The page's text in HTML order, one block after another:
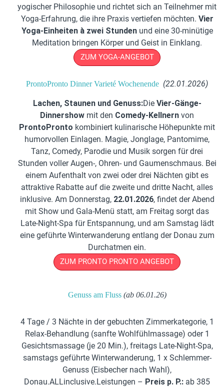
yogischer Philosophie und richtet sich an Teilnehmer mit
Yoga-Erfahrung, die ihre Praxis vertiefen möchten. Vier
Yoga-Einheiten à zwei Stundenund eine 30-minütige
Meditation bringen Körper und Geist in Einklang.
ZUM YOGA-ANGEBOT
ProntoPronto Dinner Varieté Wochenende (22.01.2026)
Lachen, Staunen und Genuss:Die Vier‑Gänge-
Dinnershow mit den Comedy-Kellnern von
ProntoPronto kombiniert kulinarische Höhepunkte mit
humorvollen Einlagen. Magie, Jonglage, Pantomime,
Tanz, Comedy, Parodie und Musik sorgen für drei
Stunden voller Augen-, Ohren- und Gaumenschmaus. Bei
einem Aufenthalt von zwei oder drei Nächten gibt es
attraktive Rabatte auf die zweite und dritte Nacht, alles
inklusive. Am Donnerstag, 22.01.2026, findet der Abend
mit Show und Gala-Menü statt, am Freitag sorgt das
Late-Night-Spa für Entspannung, und am Samstag lädt
eine geführte Winterwanderung entlang der Donau zum
Durchatmen ein.
ZUM PRONTO PRONTO ANGEBOT
Genuss am Fluss (ab 06.01.26)
4 Tage / 3 Nächte in der gebuchten Zimmerkategorie, 1
Relax-Behandlung (sanfte Wohlfühlmassage) oder 1
Gesichtsmassage (je 20 Min.), freitags Late-Night-Spa,
samstags geführte Winterwanderung, 1 x Schlemmer-
Genuss (Eisbecher nach Wahl),
Donau.ALLinclusive.Leistungen – Preis p. P.: ab 385